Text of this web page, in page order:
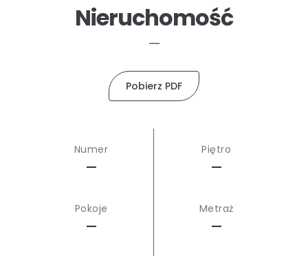
Nieruchomość
—
Pobierz PDF
Numer
—
Piętro
—
Pokoje
—
Metraż
—